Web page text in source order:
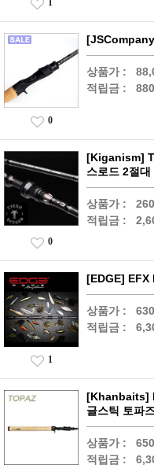
상품가 :
적립금 :
0
[Kiganism]
스로드 2절대
상품가 :
적립금 :
0
[EDGE] EFX
상품가 :
적립금 :
1
[Khanbaits]
글스틱 토파
상품가 :
적립금 :